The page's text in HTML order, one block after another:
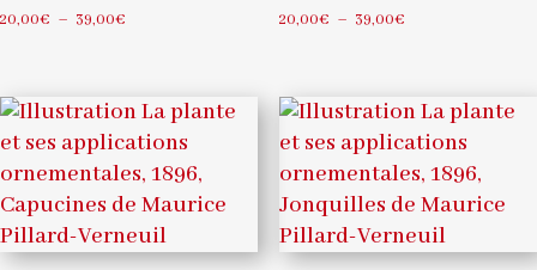
20,00€ – 39,00€
20,00€
à
39,00€
20,00€ – 39,00€Plage
20,00€
à
39,00€